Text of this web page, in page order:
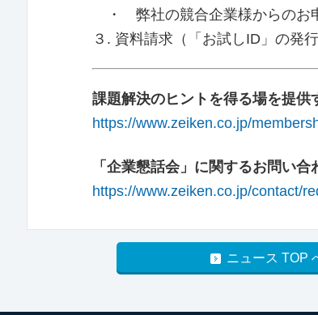
・ 弊社の競合企業様からのお
３. 資料請求（「お試しID」の発
課題解決のヒントを得る場を提供
https://www.zeiken.co.jp/
「企業懇話会」に関するお問い合
https://www.zeiken.co.jp/contact/
ニュース TOP